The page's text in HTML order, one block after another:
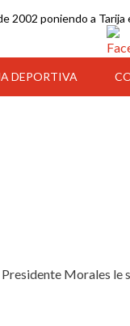
2002 poniendo a Tarija
DEPORTIVA
Morales le